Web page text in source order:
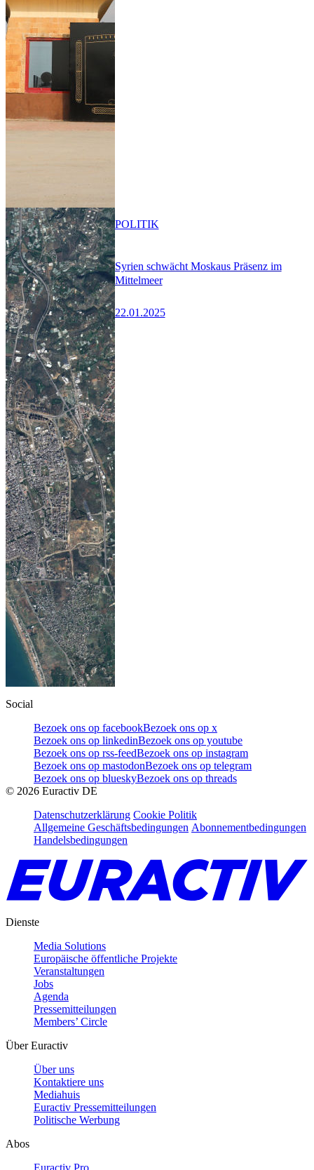
Syrien schwächt Moskaus Präsenz im
Mittelmeer
22.01.2025
POLITIK
Social
Bezoek ons op facebookBezoek ons op x
Bezoek ons op linkedinBezoek ons op youtube
Bezoek ons op rss-feedBezoek ons op instagram
Bezoek ons op mastodonBezoek ons op telegram
Bezoek ons op blueskyBezoek ons op threads
© 2026 Euractiv DE
Datenschutzerklärung Cookie Politik
Allgemeine Geschäftsbedingungen Abonnementbedingungen
Handelsbedingungen
Dienste
Media Solutions
Europäische öffentliche Projekte
Veranstaltungen
Jobs
Agenda
Pressemitteilungen
Members’ Circle
Über Euractiv
Über uns
Kontaktiere uns
Mediahuis
Euractiv Pressemitteilungen
Politische Werbung
Abos
Euractiv Pro